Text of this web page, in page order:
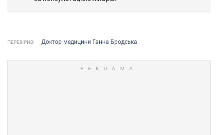
ПЕРЕВІРИВ: Доктор медицини Ганна Бродська